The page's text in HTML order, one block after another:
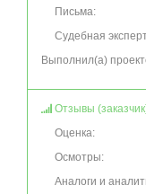
Письма:
Судебная
Выполнил(а)
Отзывы
Оценка:
Осмотры:
Аналоги и